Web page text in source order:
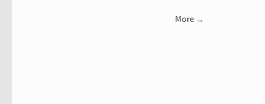
More →